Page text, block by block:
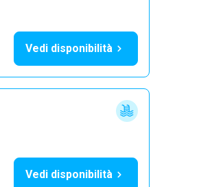
Vedi disponibilità
Vedi disponibilità